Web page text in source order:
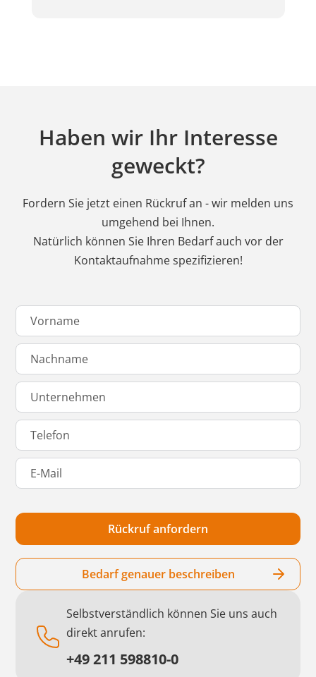
Haben wir Ihr Interesse
geweckt?
Fordern Sie jetzt einen Rückruf an - wir melden uns
umgehend bei Ihnen.
Natürlich können Sie Ihren Bedarf auch vor der
Kontaktaufnahme spezifizieren!
Bedarf genauer beschreiben
Selbstverständlich können Sie uns auch
direkt anrufen:
+49 211 598810-0